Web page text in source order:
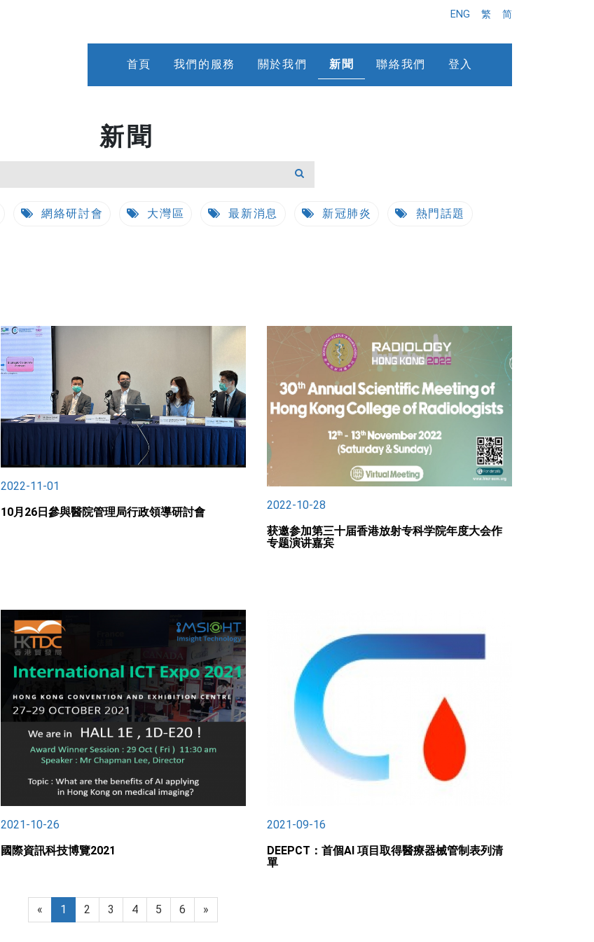
ENG 繁 简
首頁 我們的服務 關於我們 新聞 聯絡我們 登入
新聞
網絡研討會 大灣區 最新消息 新冠肺炎 熱門話題
2022-11-01
10月26日參與醫院管理局行政領導研討會
2022-10-28
获邀参加第三十届香港放射专科学院年度大会作
专题演讲嘉宾
2021-10-26
國際資訊科技博覽2021
2021-09-16
DEEPCT：首個AI 項目取得醫療器械管制表列清
單
« 1 2 3 4 5 6 »